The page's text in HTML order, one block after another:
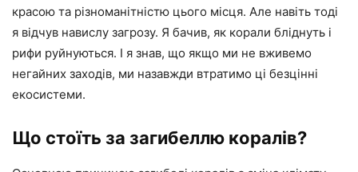
красою та різноманітністю цього місця. Але навіть тоді
я відчув навислу загрозу. Я бачив, як корали бліднуть і
рифи руйнуються. І я знав, що якщо ми не вживемо
негайних заходів, ми назавжди втратимо ці безцінні
екосистеми.
Що стоїть за загибеллю коралів?